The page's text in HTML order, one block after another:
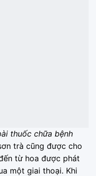
thuốc chữa bệnh
trà cũng được cho
từ hoa được phát
một giai thoại. Khi